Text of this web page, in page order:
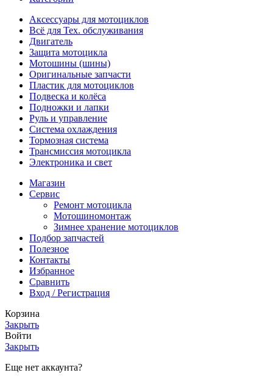
Аксессуары для мотоциклов
Всё для Тех. обслуживания
Двигатель
Защита мотоцикла
Мотошины (шины)
Оригинальные запчасти
Пластик для мотоциклов
Подвеска и колёса
Подножки и лапки
Руль и управление
Система охлаждения
Тормозная система
Трансмиссия мотоцикла
Электроника и свет
Магазин
Сервис
Ремонт мотоцикла
Мотошиномонтаж
Зимнее хранение мотоциклов
Подбор запчастей
Полезное
Контакты
Избранное
Сравнить
Вход / Регистрация
Корзина
Закрыть
Войти
Закрыть
Еще нет аккаунта?